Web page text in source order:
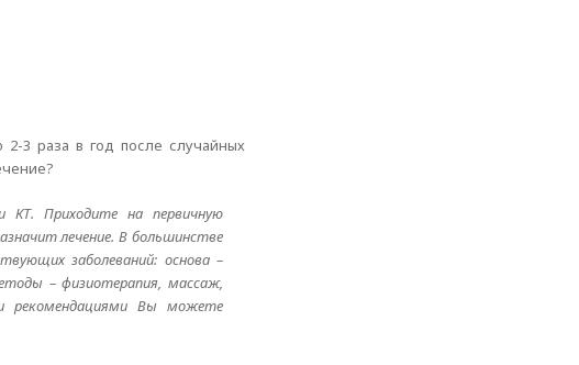
3 раза в год после случайных
КТ. Приходите на первичную
лечение. В большинстве
заболеваний: основа –
– физиотерапия, массаж,
рекомендациями Вы можете